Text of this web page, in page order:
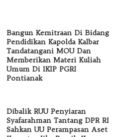
Bangun Kemitraan Di Bidang
Pendidikan Kapolda Kalbar
Tandatangani MOU Dan
Memberikan Materi Kuliah
Umum Di IKIP PGRI
Pontianak
Dibalik RUU Penyiaran
Syafarahman Tantang DPR RI
Sahkan UU Perampasan Aset